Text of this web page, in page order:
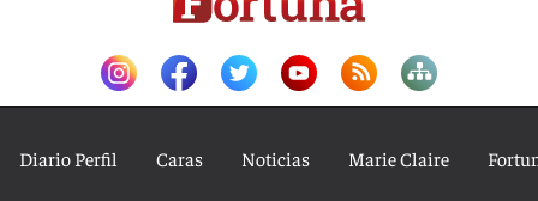
Diario Perfil Caras Noticias Marie Claire